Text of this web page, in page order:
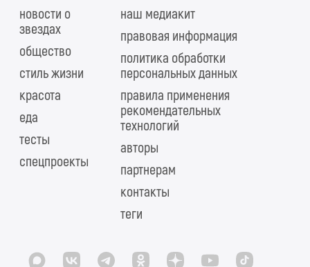
новости о
звездах
общество
стиль жизни
красота
еда
тесты
спецпроекты
наш медиакит
правовая информация
политика обработки
персональных данных
правила применения
рекомендательных
технологий
авторы
партнерам
контакты
теги